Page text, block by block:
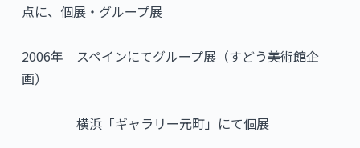
点に、個展・グループ展
2006年 スペインにてグループ展（すどう美術館企
画）
横浜「ギャラリー元町」にて個展